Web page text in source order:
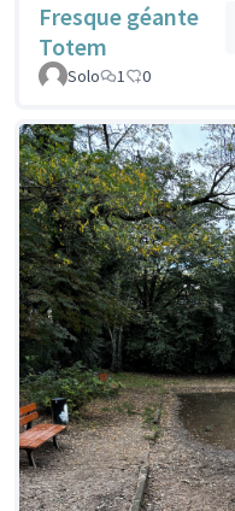
Fresque géante
Totem
Solo
1 0